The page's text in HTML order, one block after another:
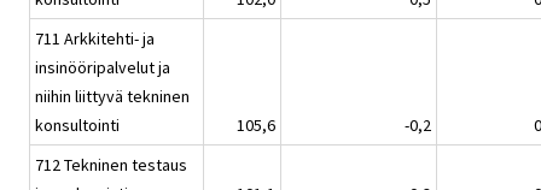
711 Arkkitehti- ja
insinööripalvelut ja
niihin liittyvä tekninen
konsultointi
105,6 -0,2
712 Tekninen testaus